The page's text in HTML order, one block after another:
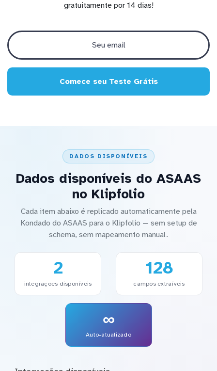
gratuitamente por 14 dias!
Comece seu Teste Grátis
DADOS DISPONÍVEIS
Dados disponíveis do ASAAS
no Klipfolio
Cada item abaixo é replicado automaticamente pela
Kondado do ASAAS para o Klipfolio — sem setup de
schema, sem mapeamento manual.
2
integrações disponíveis
128
campos extraíveis
∞
Auto-atualizado